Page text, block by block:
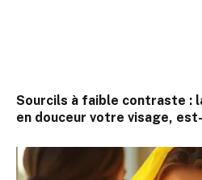
Sourcils à faible contraste :
en douceur votre visage,